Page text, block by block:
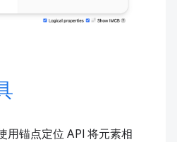
用锚点定位 API 将元素相